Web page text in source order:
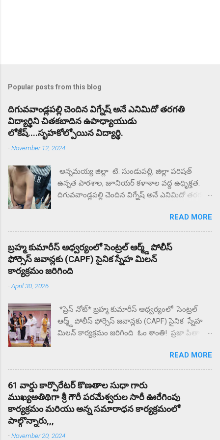
Popular posts from this blog
దిగువవాండ్లపల్లి చెందిన విగ్నేష్ అనే ఎనిమిదో తరగతి
విద్యార్థిని చితకబాదిన ఉపాధ్యాయుడు
లోకేష్....సృహకోల్పోయిన విద్యార్థి.
-November 12, 2024
అన్నమయ్య జిల్లా టి. సుండుపల్లి, జిల్లా పరిషత్
ఉన్నత పాఠశాల, జూనియర్ కళాశాల వద్ద ఉధృిక్తత.
దిగువవాండ్లపల్లి చెందిన విగ్నేష్ అనే ఎనిమిదో తరగతి
సృహకోల్పోయిన విద్యార్థి. జిల్లా పరిషత్ ఉన్నత
పాఠశాల వద్ద తల్లిదండ్రులు ధర్నా.. ఎందుకు కోట్టారని
తల్లిదండ్రులు ప్రశ్నిస్తే మీకు దిక్కున్నచోట చెప్పుకోండని
సంఘటన స్థలం నుంచి ఉడాయించాడంటున్న
తల్లిదండ్రులకు. దాదాపు రెండు గంటల నుంచి కళాశాల
పలు ఉపాధ్యాయులు గంటల తరబడి తల్లిదండ్రులను
మందులిస్తున్న పలు ఉపాధ్యాయులు న్యాయం జరిగే
వరకు ఇక్కడ నుంచి కదిలేది లేదని భీష్మించుకోని
READ MORE
బ్రహ్మ కుమారీస్ ఆధ్వర్యంలో సెంట్రల్ ఆర్మ్డ్ పోలీస్
ఫోర్సెస్ జవాన్లకు (CAPF) సైనిక స్నేహ మిలన్
కార్యక్రమం జరిగింది
-April 30, 2026
*ప్రెస్ నోట్* బ్రహ్మ కుమారీస్ ఆధ్వర్యంలో సెంట్రల్
ఆర్మ్డ్ పోలీస్ ఫోర్సెస్ జవాన్లకు (CAPF) సైనిక స్నేహ
మిలన్ కార్యక్రమం జరిగింది ఓం శాంతి! ప్రజా పితా
న్యూ జగన్నాధపురం లో గల పరమాత్మ అనుభూతి
ధామ్ సేవా కేంద్రం లో CAPF విభాగానికి
సంబంధించిన రిటైర్డ్ మరియు ఇన్ సర్వీస్ లో ఉన్న 70
మంది CAPF జవాన్ల తో స్నేహ మిలన్ కార్యక్రమం
నిర్వహించారు దేశ రక్షణ కోసం , చేస్తున్న త్యాగం ,
సేవలను కొనియాడారు. ఎల్లప్పుడూ దేశమంతా CAPF
READ MORE
61 వార్డు కార్పొరేటర్ కొణతాల సుధా గారు
ముఖ్యఅతిథిగా శ్రీ గౌరీ పరమేశ్వరుల సారీ ఊరేగింపు
కార్యక్రమం మరియు అన్న సమారాధన కార్యక్రమంలో
పాల్గొన్నారు,,,
-November 20, 2024